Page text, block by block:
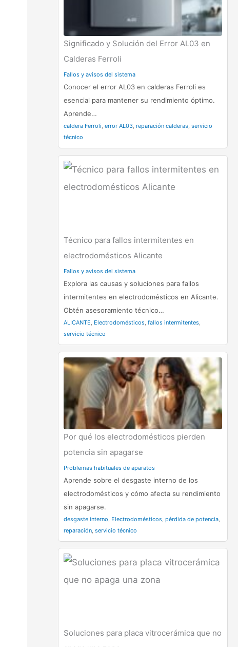
Significado y Solución del Error AL03 en
Calderas Ferroli
Fallos y avisos del sistema
Conocer el error AL03 en calderas Ferroli es
esencial para mantener su rendimiento óptimo.
Aprende…
caldera Ferroli, error AL03, reparación calderas, servicio
técnico
Técnico para fallos intermitentes en
electrodomésticos Alicante
Fallos y avisos del sistema
Explora las causas y soluciones para fallos
intermitentes en electrodomésticos en Alicante.
Obtén asesoramiento técnico…
ALICANTE Electrodomésticos, fallos intermitentes,
servicio técnico
Por qué los electrodomésticos pierden
potencia sin apagarse
Problemas habituales de aparatos
Aprende sobre el desgaste interno de los
electrodomésticos y cómo afecta su rendimiento
sin apagarse.
desgaste interno Electrodomésticos, pérdida de potencia,
reparación, servicio técnico
Soluciones para placa vitrocerámica que no